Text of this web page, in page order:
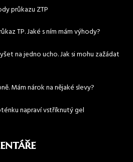
průkazu ZTP
TP. Jaké s ním mám výhody?
na jedno ucho. Jak si mohu zažádat
Mám nárok na nějaké slevy?
napraví vstříknutý gel